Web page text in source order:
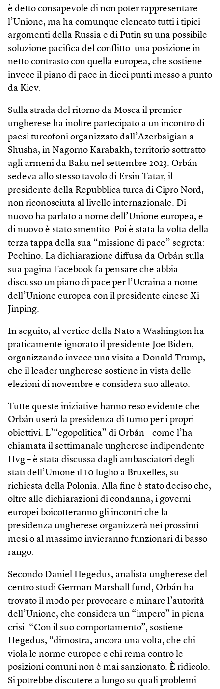
è detto consapevole di non poter rappresentare
l’Unione, ma ha comunque elencato tutti i tipici
argomenti della Russia e di Putin su una possibile
soluzione pacifica del conflitto: una posizione in
netto contrasto con quella europea, che sostiene
invece il piano di pace in dieci punti messo a punto
da Kiev.
Sulla strada del ritorno da Mosca il premier
ungherese ha inoltre partecipato a un incontro di
paesi turcofoni organizzato dall’Azerbaigian a
Shusha, in Nagorno Karabakh, territorio sottratto
agli armeni da Baku nel settembre 2023. Orbán
sedeva allo stesso tavolo di Ersin Tatar, il
presidente della Repubblica turca di Cipro Nord,
non riconosciuta al livello internazionale. Di
nuovo ha parlato a nome dell’Unione europea, e
di nuovo è stato smentito. Poi è stata la volta della
terza tappa della sua “missione di pace” segreta:
Pechino. La dichiarazione diffusa da Orbán sulla
sua pagina Facebook fa pensare che abbia
discusso un piano di pace per l’Ucraina a nome
dell’Unione europea con il presidente cinese Xi
Jinping.
In seguito, al vertice della Nato a Washing­ton ha
praticamente ignorato il presidente Joe Biden,
organizzando invece una visita a Donald Trump,
che il leader ungherese sostiene in vista delle
elezioni di novembre e considera suo alleato.
Tutte queste iniziative hanno reso evidente che
Orbán userà la presidenza di turno per i propri
obiettivi. L’“ego­politica” di Orbán – come l’ha
chiamata il settimanale ungherese indipendente
Hvg – è stata discussa dagli ambasciatori degli
stati dell’Unione il 10 luglio a Bruxelles, su
richiesta della Polonia. Alla fine è stato deciso che,
oltre alle dichiarazioni di condanna, i governi
europei boicotteranno gli incontri che la
presidenza ungherese organizzerà nei prossimi
mesi o al massimo invieranno funzionari di basso
rango.
Secondo Daniel Hegedus, analista ungherese del
centro studi German Marshall fund, Orbán ha
trovato il modo per provocare e minare l’autorità
dell’Unione, che considera un “impero” in piena
crisi: “Con il suo comportamento”, sostiene
Hegedus, “dimostra, ancora una volta, che chi
viola le norme europee e chi rema contro le
posizioni comuni non è mai sanzionato. È ridicolo.
Si potrebbe discutere a lungo su quali problemi